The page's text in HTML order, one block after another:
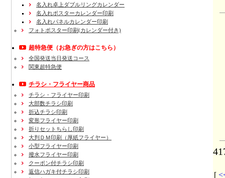
[
名入れ卓上ダブルリングカレンダー
名入れポスターカレンダー印刷
名入れパネルカレンダー印刷
フォトポスター印刷(カレンダー付き)
超特急便 （お急ぎの方はこちら）
全国発送当日発送コース
関東超特急便
チラシ・フライヤー商品
チラシ・フライヤー印刷
大部数チラシ印刷
折込チラシ印刷
変形フライヤー印刷
折りセットちらし印刷
大判ＤＭ印刷（厚紙フライヤー）
小型フライヤー印刷
撥水フライヤー印刷
クーポン付チラシ印刷
返信ハガキ付チラシ印刷